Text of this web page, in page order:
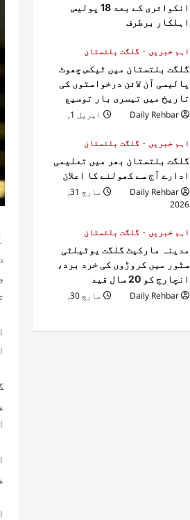
انکوائری کے بعد 18 پولیس
اہلکار برطرف
2026
اہم خبریں
گلگت بلتستان
گلگت بلتستان میں ٹیکس چھوٹ
پالیسی آن لائن درخواستوں کی
تاریخ میں تیسری بار توسیع
Daily Rehbar
اپریل 1,
اہم خبریں
گلگت بلتستان
گلگت بلتستان بھر میں تعلیمی
ادارے آج سے کھولنے کا اعلان
Daily Rehbar
مارچ 31,
2026
اہم خبریں
گلگت بلتستان
مدینہ مارکیٹ گلگت یوٹیلٹی
سٹور میں کروڑوں کی خرد برد،
انچارج کو 20 سال قید
Daily Rehbar
مارچ 30,